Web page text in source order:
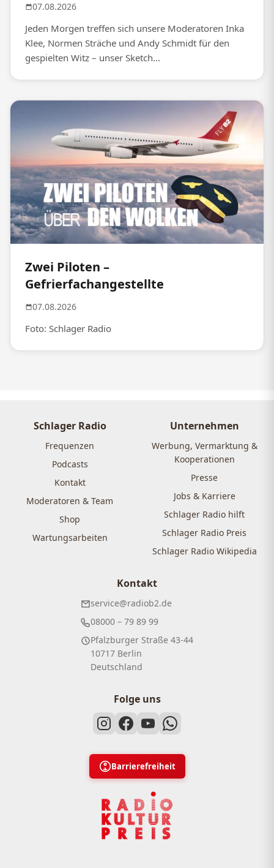
07.08.2026
Jeden Morgen treffen sich unsere Moderatoren Inka
Klee, Normen Sträche und Andy Schmidt für den
gespielten Witz – unser Sketch...
Zwei Piloten –
Gefrierfachangestellte
07.08.2026
Foto: Schlager Radio
Schlager Radio
Frequenzen
Podcasts
Kontakt
Moderatoren & Team
Shop
Wartungsarbeiten
Unternehmen
Werbung, Vermarktung &
Kooperationen
Presse
Jobs & Karriere
Schlager Radio hilft
Schlager Radio Preis
Schlager Radio Wikipedia
Kontakt
service@radiob2.de
08000 – 79 89 99
Pfalzburger Straße 43-44
10717 Berlin
Deutschland
Folge uns
Barrierefreiheit